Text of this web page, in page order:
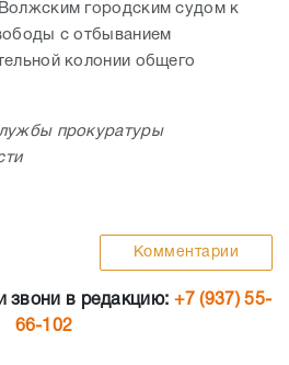
городским судом к
с отбыванием
колонии общего
прокуратуры
Комментарии
звони в редакцию: +7 (937) 55-
66-102